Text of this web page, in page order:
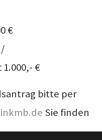
€
€
bitte per
Sie finden